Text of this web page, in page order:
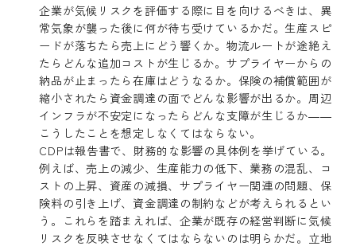
企業が気候リスクを評価する際に目を向けるべきは、異
常気象が襲った後に何が待ち受けているかだ。生産スピ
ードが落ちたら売上にどう響くか。物流ルートが途絶え
たらどんな追加コストが生じるか。サプライヤーからの
納品が止まったら在庫はどうなるか。保険の補償範囲が
縮小されたら資金調達の面でどんな影響が出るか。周辺
インフラが不安定になったらどんな支障が生じるか――
こうしたことを想定しなくてはならない。
CDPは報告書で、財務的な影響の具体例を挙げている。
例えば、売上の減少、生産能力の低下、業務の混乱、コ
ストの上昇、資産の減損、サプライヤー関連の問題、保
険料の引き上げ、資金調達の制約などが考えられるとい
う。これらを踏まえれば、企業が既存の経営判断に気候
リスクを反映させなくてはならないのは明らかだ。立地